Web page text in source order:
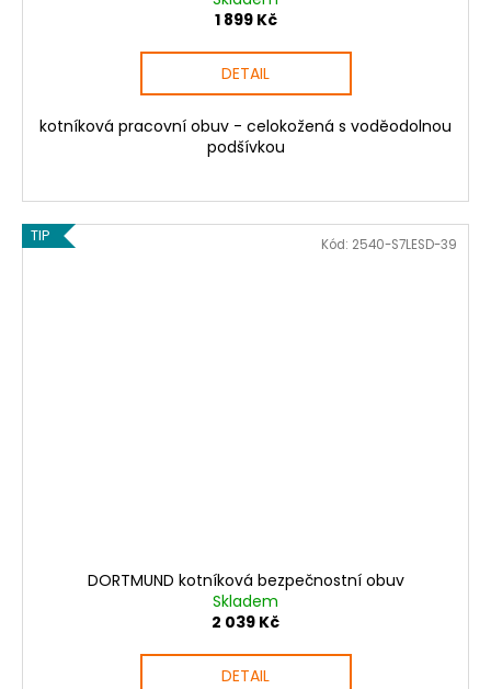
1 899 Kč
DETAIL
kotníková pracovní obuv - celokožená s voděodolnou
podšívkou
TIP
DORTMUND kotníková bezpečnostní obuv
Skladem
2 039 Kč
DETAIL
Kód: 2540-S7LESD-39